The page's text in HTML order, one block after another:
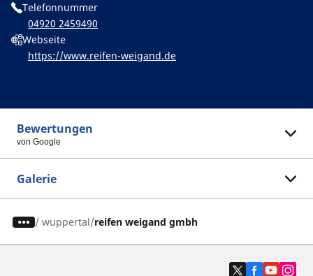
Telefonnummer
04920 2459490
Webseite
https://www.reifen-weigand.de
Bewertungen
von Google
Galerie
/ wuppertal reifen weigand gmbh